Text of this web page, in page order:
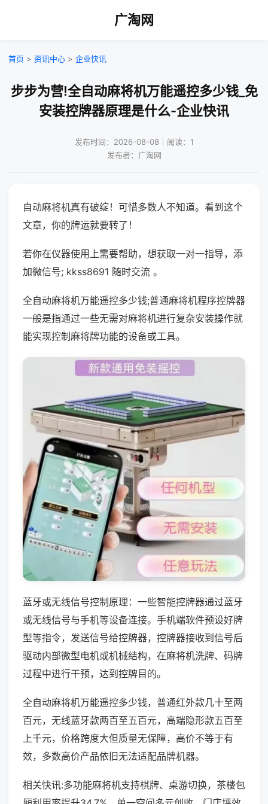
广淘网
首页 > 资讯中心 > 企业快讯
步步为营!全自动麻将机万能遥控多少钱_免
安装控牌器原理是什么-企业快讯
发布时间：2026-08-08｜阅读：1
发布者：广淘网
自动麻将机真有破绽！可惜多数人不知道。看到这个
文章，你的牌运就要转了！
若你在仪器使用上需要帮助，想获取一对一指导，添
加微信号; kkss8691 随时交流 。
全自动麻将机万能遥控多少钱;普通麻将机程序控牌器
一般是指通过一些无需对麻将机进行复杂安装操作就
能实现控制麻将牌功能的设备或工具。
蓝牙或无线信号控制原理：一些智能控牌器通过蓝牙
或无线信号与手机等设备连接。手机端软件预设好牌
型等指令，发送信号给控牌器，控牌器接收到信号后
驱动内部微型电机或机械结构，在麻将机洗牌、码牌
过程中进行干预，达到控牌目的。
全自动麻将机万能遥控多少钱，普通红外款几十至两
百元，无线蓝牙款两百至五百元，高端隐形款五百至
上千元，价格跨度大但质量无保障，高价不等于有
效，多数高价产品依旧无法适配品牌机器。
相关快讯:多功能麻将机支持棋牌、桌游切换，茶楼包